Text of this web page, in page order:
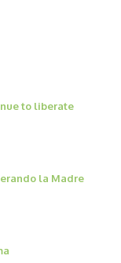
to liberate
la Madre